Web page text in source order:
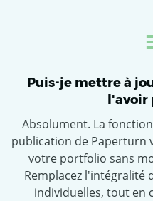
Puis-je mettre à
l'avoir
Absolument. La
publication de Paperturn
votre portfolio sans
Remplacez l'intégralité
individuelles, tout en